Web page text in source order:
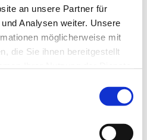
an unsere Partner für
Analysen weiter. Unsere
möglicherweise mit
die Sie ihnen bereitgestellt